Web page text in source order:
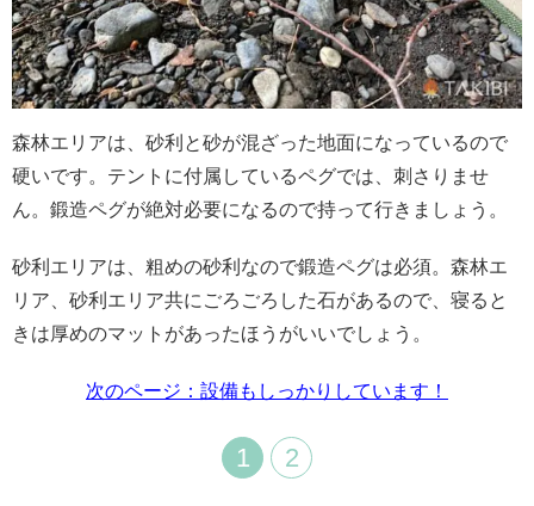
森林エリアは、砂利と砂が混ざった地面になっているので
硬いです。テントに付属しているペグでは、刺さりませ
ん。鍛造ペグが絶対必要になるので持って行きましょう。
砂利エリアは、粗めの砂利なので鍛造ペグは必須。森林エ
リア、砂利エリア共にごろごろした石があるので、寝ると
きは厚めのマットがあったほうがいいでしょう。
次のページ：設備もしっかりしています！
1 2